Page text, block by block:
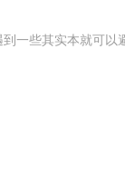
到一些其实本就可以